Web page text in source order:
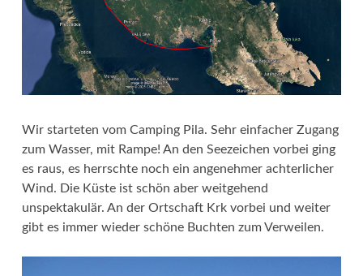
Wir starteten vom Camping Pila. Sehr einfacher Zugang
zum Wasser, mit Rampe! An den Seezeichen vorbei ging
es raus, es herrschte noch ein angenehmer achterlicher
Wind. Die Küste ist schön aber weitgehend
unspektakulär. An der Ortschaft Krk vorbei und weiter
gibt es immer wieder schöne Buchten zum Verweilen.